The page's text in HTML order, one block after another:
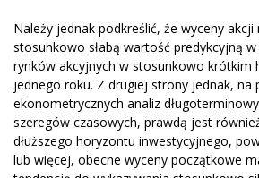
Należy jednak podkreślić, że wyceny
stosunkowo słabą wartość predykcyjną
rynków akcyjnych w stosunkowo krótkim
jednego roku. Z drugiej strony jednak, na
ekonometrycznych analiz
szeregów czasowych, prawdą jest
dłuższego horyzontu inwestycyjnego,
lub więcej, obecne wyceny początkowe